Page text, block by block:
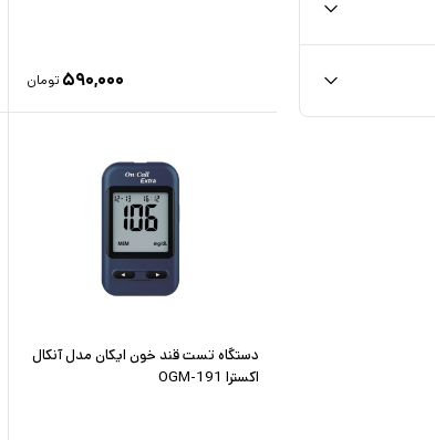
۵۹۰,۰۰۰ تومان
دستگاه تست قند خون ایکان مدل آنکال
اکسترا OGM-191